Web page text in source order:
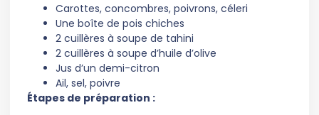
Carottes, concombres, poivrons, céleri
Une boîte de pois chiches
2 cuillères à soupe de tahini
2 cuillères à soupe d’huile d’olive
Jus d’un demi-citron
Ail, sel, poivre
Étapes de préparation :